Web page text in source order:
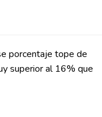
porcentaje tope de
superior al 16% que